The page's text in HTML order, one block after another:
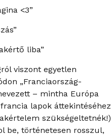
<3”
liba”
viszont egyetlen
„Franciaország-
– mintha Európa
lapok áttekintéséhez
szükségeltetnék!)
be, történetesen rosszul,